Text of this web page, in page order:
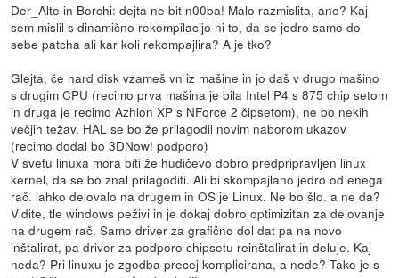
Der_Alte in Borchi: dejta ne bit n00ba! Malo razmislita, ane? Kaj
sem mislil s dinamično rekompilacijo ni to, da se jedro samo do
sebe patcha ali kar koli rekompajlira? A je tko?
Glejta, če hard disk vzameš vn iz mašine in jo daš v drugo mašino
s drugim CPU (recimo prva mašina je bila Intel P4 s 875 chip setom
in druga je recimo Azhlon XP s NForce 2 čipsetom), ne bo nekih
večjih težav. HAL se bo že prilagodil novim naborom ukazov
(recimo dodal bo 3DNow! podporo)
V svetu linuxa mora biti že hudičevo dobro predpripravljen linux
kernel, da se bo znal prilagoditi. Ali bi skompajlano jedro od enega
rač. lahko delovalo na drugem in OS je Linux. Ne bo šlo. a ne da?
Vidite, tle windows peživi in je dokaj dobro optimizitan za delovanje
na drugem rač. Samo driver za grafično dol dat pa na novo
inštalirat, pa driver za podporo chipsetu reinštalirat in deluje. Kaj
neda? Pri linuxu je zgodba precej komplicirana, a nede? Tako je s